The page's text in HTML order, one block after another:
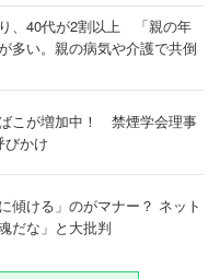
、40代が2割以上 「親の年
多い。親の病気や介護で共倒
こが増加中！ 禁煙学会理事
びかけ
傾ける」のがマナー？ ネット
だな」と大批判